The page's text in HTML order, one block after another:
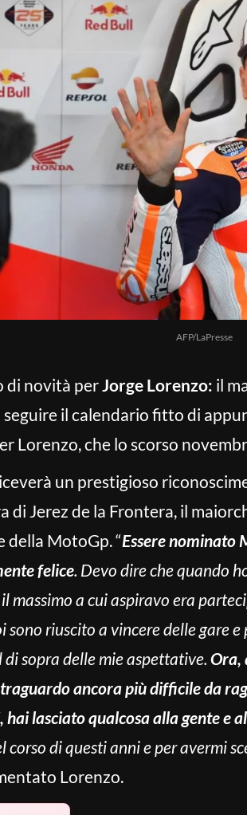
AFP/LaPresse
di novità perJorge Lorenzo: il
il calendario fitto di
Lorenzo, che lo scorso
un prestigioso
di Jerez de la Frontera, il
della MotoGp. “Essere nominato
felice. Devo dire che quando
massimo a cui aspiravo era
sono riuscito a vincere delle gare e
sopra delle mie aspettative.Ora,
ancora più difficile da
lasciato qualcosa alla gente e
corso di questi anni e per avermi
Lorenzo.